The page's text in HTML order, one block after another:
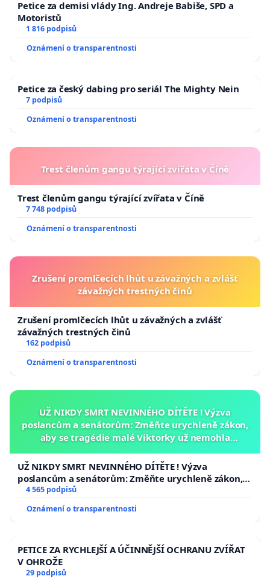
Petice za demisi vlády Ing. Andreje Babiše, SPD a
Motoristů
1 816 podpisů
Oznámení o transparentnosti
Petice za český dabing pro seriál The Mighty Nein
7 podpisů
Oznámení o transparentnosti
Trest členům gangu týrající zvířata v Číně
Trest členům gangu týrající zvířata v Číně
7 748 podpisů
Oznámení o transparentnosti
Zrušení promlčecích lhůt u závažných a zvlášť
závažných trestných činů
Zrušení promlčecích lhůt u závažných a zvlášť
závažných trestných činů
162 podpisů
Oznámení o transparentnosti
UŽ NIKDY SMRT NEVINNÉHO DÍTĚTE ! Výzva
poslancům a senátorům: Změňte urychleně zákon,
aby se tragédie malé Viktorky už nemohla
UŽ NIKDY SMRT NEVINNÉHO DÍTĚTE ! Výzva
poslancům a senátorům: Změňte urychleně zákon,
aby se tragédie malé Viktorky už nemohla opakovat!
4 565 podpisů
Oznámení o transparentnosti
PETICE ZA RYCHLEJŠÍ A ÚČINNĚJŠÍ OCHRANU ZVÍŘAT
V OHROŽE
29 podpisů